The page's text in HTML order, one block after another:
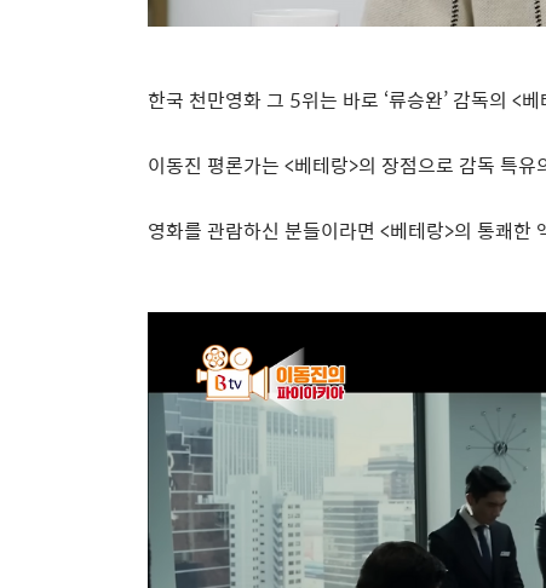
한국 천만영화 그 5위는 바로 ‘류승완’ 감독의 <
이동진 평론가는 <베테랑>의 장점으로 감독 특유
영화를 관람하신 분들이라면 <베테랑>의 통쾌한